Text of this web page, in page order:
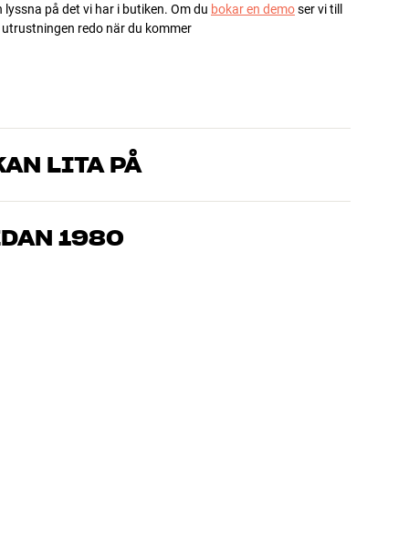
på det vi har i butiken. Om du bokar en demoser vi till
redo när du kommer
LITA PÅ
kan produkterna och brinner för riktigt bra ljud – både till
1980